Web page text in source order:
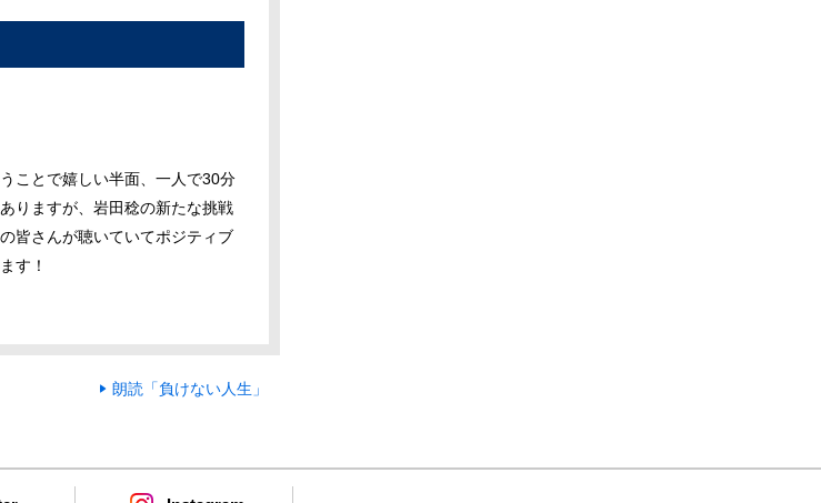
ことで嬉しい半面、一人で30分
りますが、岩田稔の新たな挑戦
皆さんが聴いていてポジティブ
す！
朗読「負けない人生」